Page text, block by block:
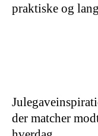
praktiske og
der matcher